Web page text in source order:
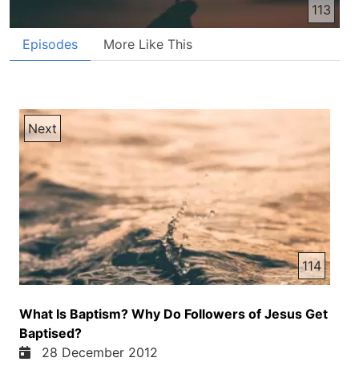
113
Episodes More Like This
Next
114
What Is Baptism? Why Do Followers of Jesus Get
Baptised?
28 December 2012